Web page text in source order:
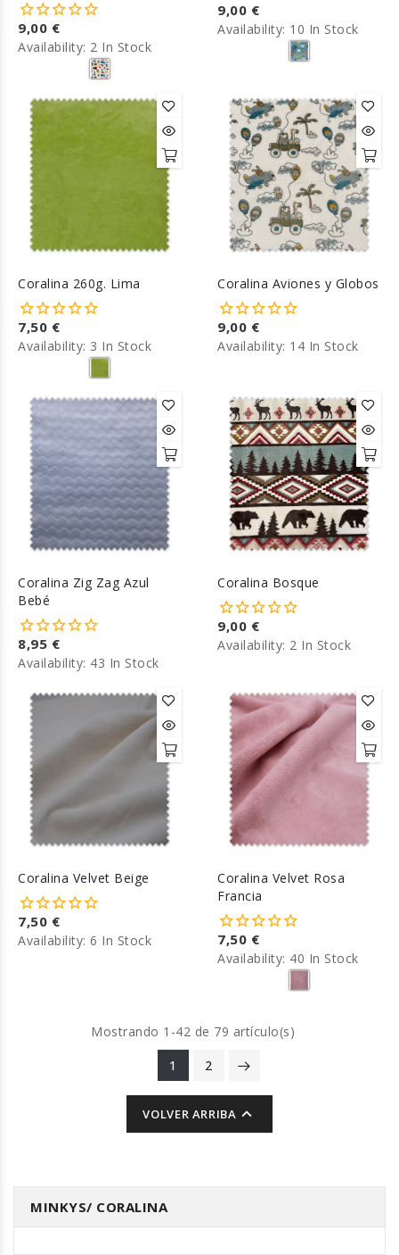
9,00 €
Availability: 2 In Stock
9,00 €
Availability: 10 In Stock
Coralina 260g. Lima
7,50 €
Availability: 3 In Stock
Coralina Aviones y Globos
9,00 €
Availability: 14 In Stock
Coralina Zig Zag Azul
Bebé
8,95 €
Availability: 43 In Stock
Coralina Bosque
9,00 €
Availability: 2 In Stock
Coralina Velvet Beige
7,50 €
Availability: 6 In Stock
Coralina Velvet Rosa
Francia
7,50 €
Availability: 40 In Stock
Mostrando 1-42 de 79 artículo(s)
1
2
VOLVER ARRIBA 
MINKYS/ CORALINA